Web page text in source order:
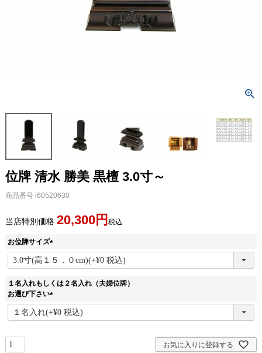
位牌 清水 勝美 黒檀 3.0寸～
商品番号 i60520630
当店特別価格 20,300 税込
お位牌サイズ
(
必
)
１名入れもしくは２名入れ（夫婦位牌）
お選び下さい
(
必
お気に入りに登録する